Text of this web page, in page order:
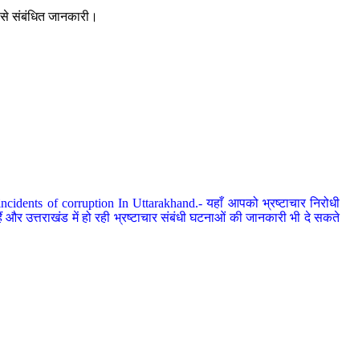
संबंधित जानकारी।
of corruption In Uttarakhand.- यहाँ आपको भ्रष्टाचार निरोधी
उत्तराखंड में हो रही भ्रष्टाचार संबंधी घटनाओं की जानकारी भी दे सकते